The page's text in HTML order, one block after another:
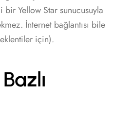
bir Yellow Star sunucusuyla
İnternet bağlantısı bile
için).